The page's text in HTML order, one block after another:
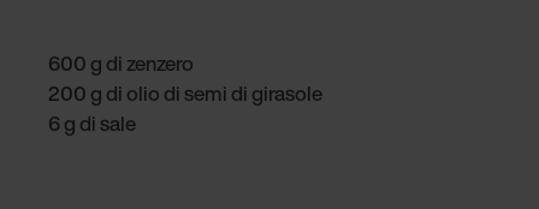
600 g di zenzero
200 g di olio di semi di girasole
6 g di sale